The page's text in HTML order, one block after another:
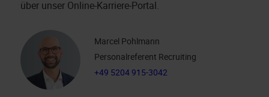
über unser Online-Karriere-Portal.
Marcel Pohlmann
Personalreferent Recruiting
+49 5204 915-3042